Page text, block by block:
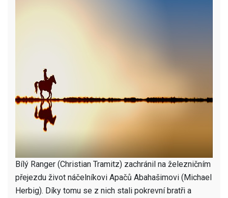
Bílý Ranger (Christian Tramitz) zachránil na železničním
přejezdu život náčelníkovi Apačů Abahašimovi (Michael
Herbig). Díky tomu se z nich stali pokrevní bratři a